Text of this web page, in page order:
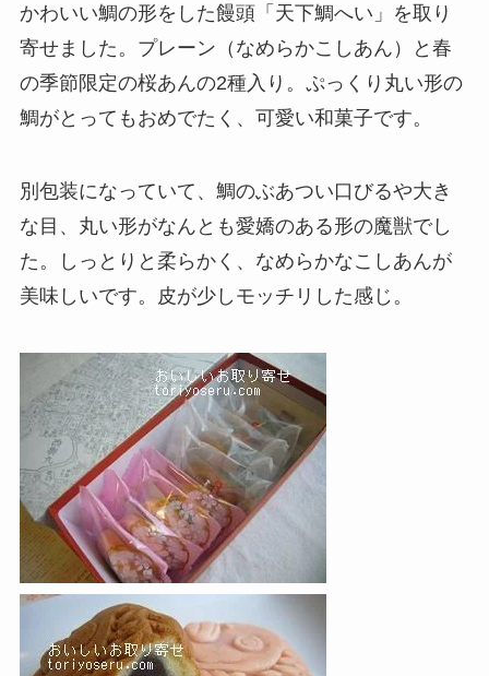
かわいい鯛の形をした饅頭「天下鯛へい」を取り
寄せました。プレーン（なめらかこしあん）と春
の季節限定の桜あんの2種入り。ぷっくり丸い形の
鯛がとってもおめでたく、可愛い和菓子です。
別包装になっていて、鯛のぶあつい口びるや大き
な目、丸い形がなんとも愛嬌のある形の魔獣でし
た。しっとりと柔らかく、なめらかなこしあんが
美味しいです。皮が少しモッチリした感じ。